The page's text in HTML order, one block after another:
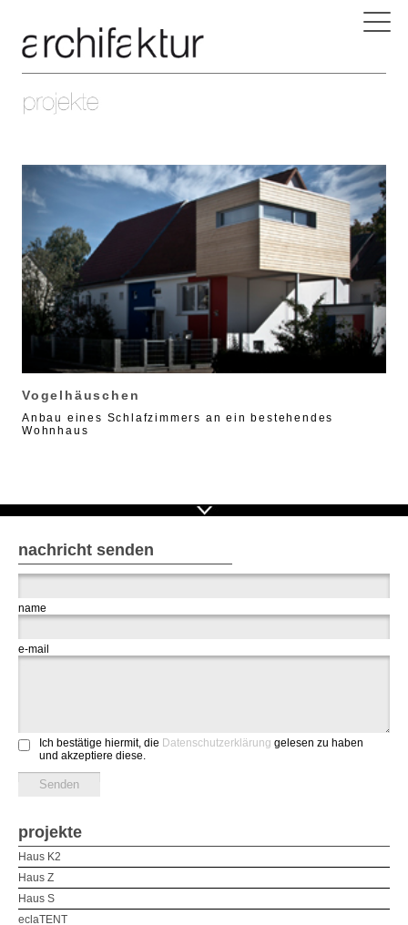
Vogelhäuschen
Anbau eines Schlafzimmers an ein bestehendes
Wohnhaus
nachricht senden
name
e-mail
Ich bestätige hiermit, die Datenschutzerklärung gelesen zu haben
und akzeptiere diese.
projekte
Haus K2
Haus Z
Haus S
eclaTENT